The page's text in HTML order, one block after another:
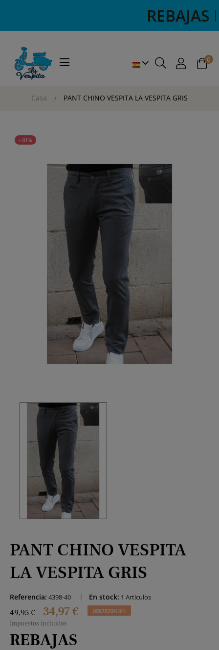
REBAJAS
Navegación
☰ 0
Casa PANT CHINO VESPITA LA VESPITA GRIS
-30%
PANT CHINO VESPITA
LA VESPITA GRIS
Referencia: 4398-40 En stock: 1 Artículos
49,95 € 34,97 € DESCUENTO 30%
Impuestos incluidos
REBAJAS